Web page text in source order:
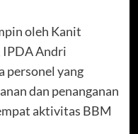
oleh Kanit
IPDA Andri
personel yang
dan penanganan
aktivitas BBM